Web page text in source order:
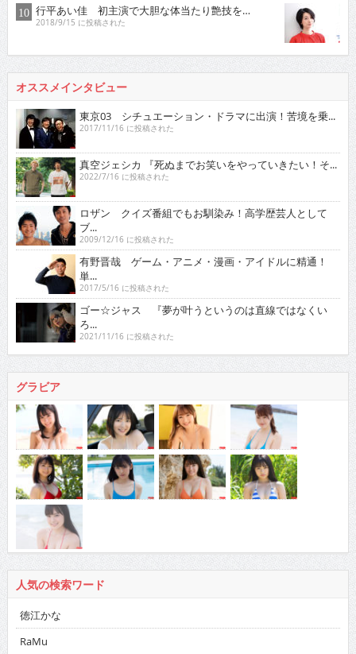
行平あい佳 初主演で大胆な体当たり艶技を…
2018/9/15 に投稿された
オススメインタビュー
東京03 シチュエーション・ドラマに出演！苦境を乗...
2017/11/16 に投稿された
真空ジェシカ 『死ぬまでお笑いをやっていきたい！そ...
2022/7/16 に投稿された
ロザン クイズ番組でもお馴染み！高学歴芸人として
ブ...
2009/12/16 に投稿された
有野晋哉 ゲーム・アニメ・漫画・アイドルに精通！
単...
2017/5/16 に投稿された
ゴー☆ジャス 『夢が叶うというのは直線ではなくい
ろ...
2021/11/16 に投稿された
グラビア
人気の検索ワード
徳江かな
RaMu